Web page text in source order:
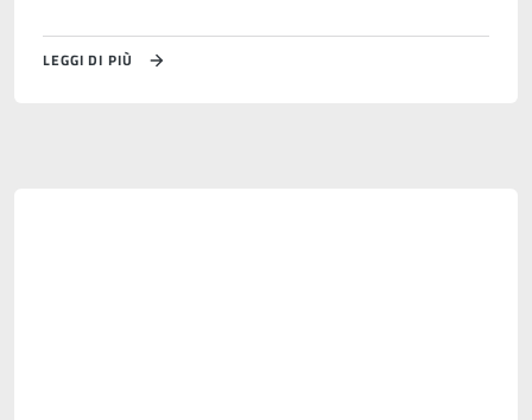
LEGGI DI PIÙ